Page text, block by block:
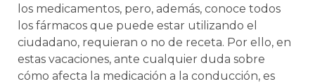
los medicamentos, pero, además, conoce todos
los fármacos que puede estar utilizando el
ciudadano, requieran o no de receta. Por ello, en
estas vacaciones, ante cualquier duda sobre
cómo afecta la medicación a la conducción, es